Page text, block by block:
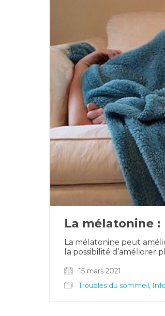
La mélatonine
La mélatonine peut
la possibilité
15 mars 2021
Troubles du sommeil,